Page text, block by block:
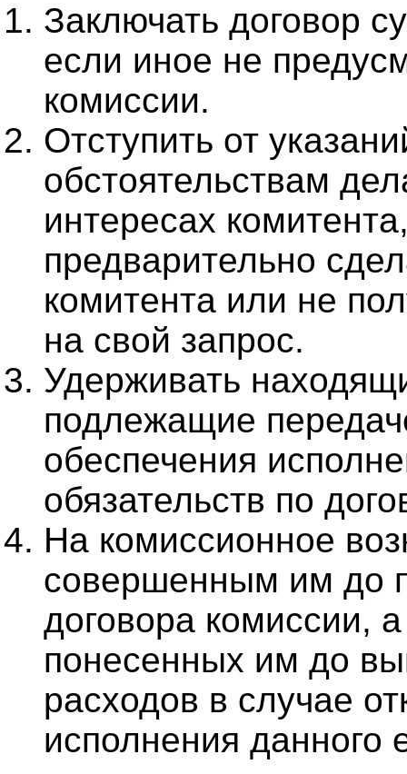
Заключать договор
если иное не
комиссии.
Отступить от
обстоятельствам
интересах
предварительно
комитента или не
на свой запрос.
Удерживать
подлежащие
обеспечения
обязательств по
На комиссионное
совершенным им до
договора комиссии,
понесенных им до
расходов в случае
исполнения данного